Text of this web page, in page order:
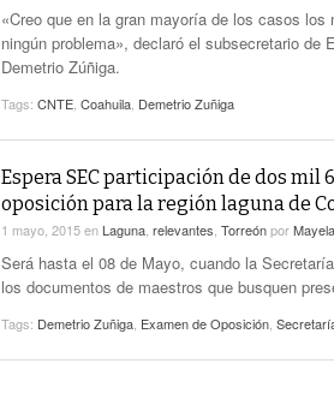
«Creo que en la gran mayoría de los casos
ningún problema», declaró el subsecretario de
Demetrio Zúñiga.
Tags: CNTE Coahuila Demetrio Zuñiga
Espera SEC participación de dos mil
oposición para la región laguna de
1 mayo, 2015en Laguna relevantes Torreónpor
Será hasta el 08 de Mayo, cuando la
los documentos de maestros que busquen
Tags: Demetrio Zuñiga Examen de Oposición